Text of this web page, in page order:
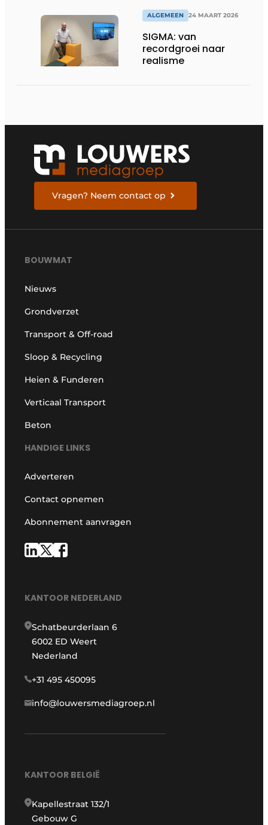
ALGEMEEN 24 MAART 2026
SIGMA: van
recordgroei naar
realisme
Vragen? Neem contact op
BOUWMAT
Nieuws
Grondverzet
Transport & Off-road
Sloop & Recycling
Heien & Funderen
Verticaal Transport
Beton
HANDIGE LINKS
Adverteren
Contact opnemen
Abonnement aanvragen
KANTOOR NEDERLAND
Schatbeurderlaan 6
6002 ED Weert
Nederland
+31 495 450095
info@louwersmediagroep.nl
KANTOOR BELGIË
Kapellestraat 132/1
Gebouw G